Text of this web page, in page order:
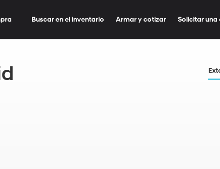
Buscar en el inventario Armar y cotizar Solicitar